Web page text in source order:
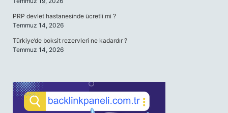
PRP devlet hastanesinde ücretli mi ?
Temmuz 14, 2026
Türkiye’de boksit rezervleri ne kadardır ?
Temmuz 14, 2026